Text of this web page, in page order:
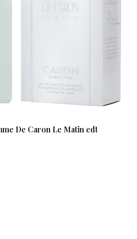
De Caron Le Matin edt